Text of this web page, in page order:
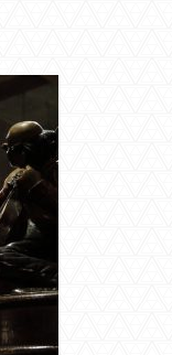
バー ウッディについて
メニュー＆料金
おすすめカクテル
交通のご案内
フォトギャラリー